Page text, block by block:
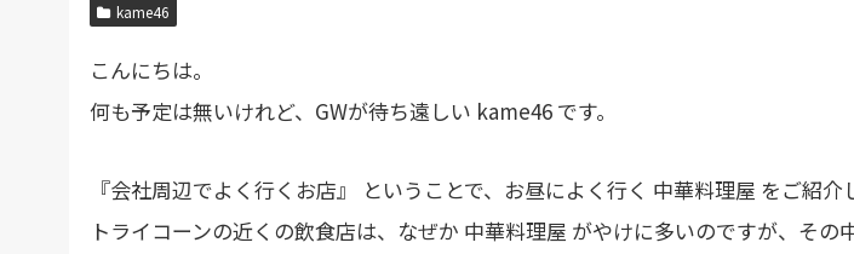
kame46
こんにちは。
何も予定は無いけれど、GWが待ち遠しい kame46 です。
『会社周辺でよく行くお店』 ということで、お昼によく行く 中華料理屋 をご紹介
トライコーンの近くの飲食店は、なぜか 中華料理屋 がやけに多いのですが、その